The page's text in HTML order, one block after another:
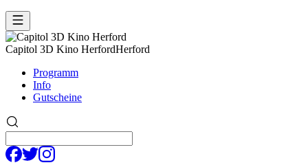
Capitol 3D Kino HerfordHerford
Programm
Info
Gutscheine